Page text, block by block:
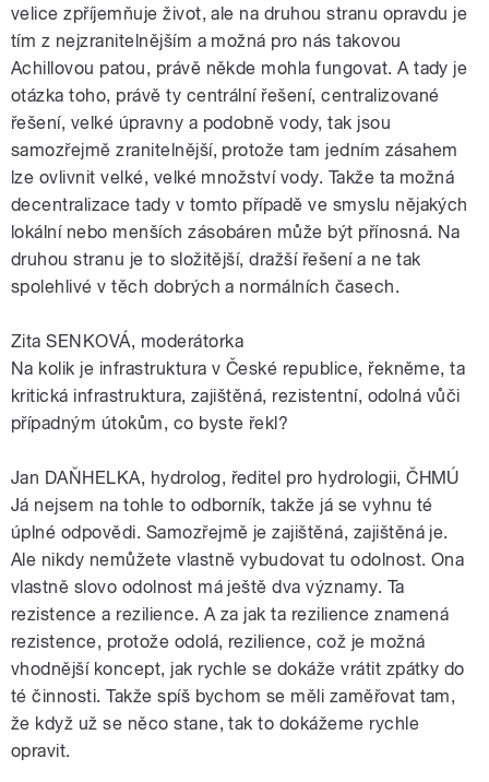
velice zpříjemňuje život, ale na druhou stranu opravdu je
tím z nejzranitelnějším a možná pro nás takovou
Achillovou patou, právě někde mohla fungovat. A tady je
otázka toho, právě ty centrální řešení, centralizované
řešení, velké úpravny a podobně vody, tak jsou
samozřejmě zranitelnější, protože tam jedním zásahem
lze ovlivnit velké, velké množství vody. Takže ta možná
decentralizace tady v tomto případě ve smyslu nějakých
lokální nebo menších zásobáren může být přínosná. Na
druhou stranu je to složitější, dražší řešení a ne tak
spolehlivé v těch dobrých a normálních časech.
Zita SENKOVÁ, moderátorka
Na kolik je infrastruktura v České republice, řekněme, ta
kritická infrastruktura, zajištěná, rezistentní, odolná vůči
případným útokům, co byste řekl?
Jan DAŇHELKA, hydrolog, ředitel pro hydrologii, ČHMÚ
Já nejsem na tohle to odborník, takže já se vyhnu té
úplné odpovědi. Samozřejmě je zajištěná, zajištěná je.
Ale nikdy nemůžete vlastně vybudovat tu odolnost. Ona
vlastně slovo odolnost má ještě dva významy. Ta
rezistence a rezilience. A za jak ta rezilience znamená
rezistence, protože odolá, rezilience, což je možná
vhodnější koncept, jak rychle se dokáže vrátit zpátky do
té činnosti. Takže spíš bychom se měli zaměřovat tam,
že když už se něco stane, tak to dokážeme rychle
opravit.